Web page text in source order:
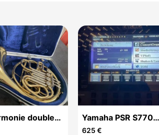
double
Yamaha PSR S770
Piano/Keyboard
625 €